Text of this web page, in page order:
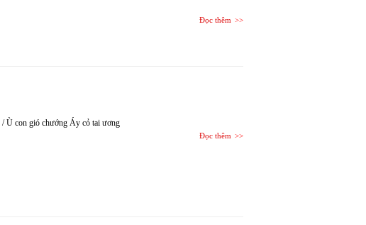
Đọc thêm
Ù con gió chướng Áy cỏ tai ương
Đọc thêm